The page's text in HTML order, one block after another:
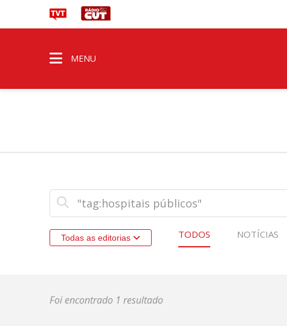
MENU
Todas as editorias TODOS NOTÍCIAS
Foi encontrado 1 resultado